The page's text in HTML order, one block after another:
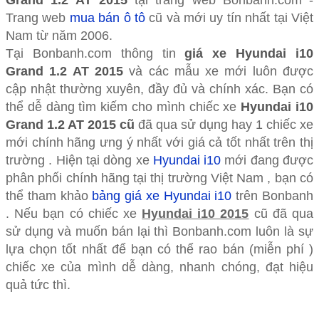
Trang web mua bán ô tôcũ và mới uy tín nhất tại Việt
Nam từ năm 2006.
Tại Bonbanh.com thông tingiá xe Hyundai i10
Grand 1.2 AT 2015và các mẫu xe mới luôn được
cập nhật thường xuyên, đầy đủ và chính xác. Bạn có
thể dễ dàng tìm kiếm cho mình chiếc xe Hyundai i10
Grand 1.2 AT 2015 cũ đã qua sử dụng hay 1 chiếc xe
mới chính hãng ưng ý nhất với giá cả tốt nhất trên thị
trường . Hiện tại dòng xe Hyundai i10 mới đang được
phân phối chính hãng tại thị trường Việt Nam , bạn có
thể tham khảo bảng giá xe Hyundai i10 trên Bonbanh
. Nếu bạn có chiếc xe Hyundai i10 2015 cũ đã qua
sử dụng và muốn bán lại thì Bonbanh.com luôn là sự
lựa chọn tốt nhất để bạn có thể rao bán (miễn phí )
chiếc xe của mình dễ dàng, nhanh chóng, đạt hiệu
quả tức thì.